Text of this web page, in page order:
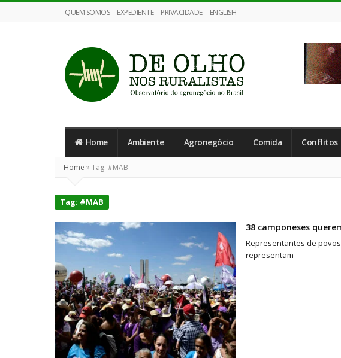
QUEM SOMOS EXPEDIENTE PRIVACIDADE ENGLISH
Olho
nos
Ruralistas
Home Ambiente Agronegócio Comida Conflitos
Home »Tag: #MAB
Tag: #MAB
38 camponeses
Representantes de
representam